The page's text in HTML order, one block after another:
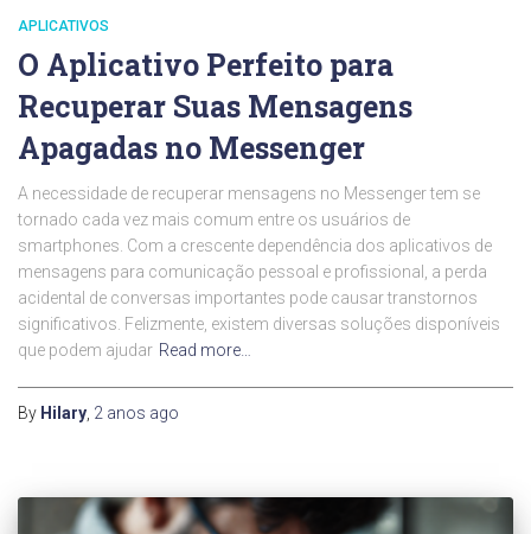
APLICATIVOS
O Aplicativo Perfeito para
Recuperar Suas Mensagens
Apagadas no Messenger
A necessidade de recuperar mensagens no Messenger tem se
tornado cada vez mais comum entre os usuários de
smartphones. Com a crescente dependência dos aplicativos de
mensagens para comunicação pessoal e profissional, a perda
acidental de conversas importantes pode causar transtornos
significativos. Felizmente, existem diversas soluções disponíveis
que podem ajudar Read more…
By Hilary 2 anos ago